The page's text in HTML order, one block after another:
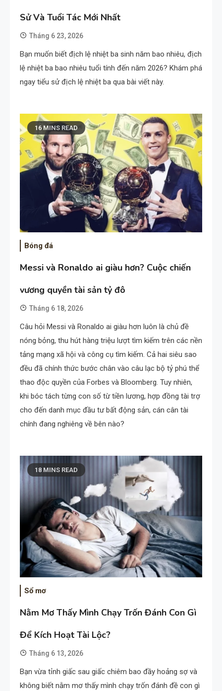
Sử Và Tuổi Tác Mới Nhất
Tháng 6 23, 2026
Bạn muốn biết địch lệ nhiệt ba sinh năm bao nhiêu, địch
lệ nhiệt ba bao nhiêu tuổi tính đến năm 2026? Khám phá
ngay tiểu sử địch lệ nhiệt ba qua bài viết này.
16 MINS READ
Bóng đá
Messi và Ronaldo ai giàu hơn? Cuộc chiến
vương quyền tài sản tỷ đô
Tháng 6 18, 2026
Câu hỏi Messi và Ronaldo ai giàu hơn luôn là chủ đề
nóng bỏng, thu hút hàng triệu lượt tìm kiếm trên các nền
tảng mạng xã hội và công cụ tìm kiếm. Cả hai siêu sao
đều đã chính thức bước chân vào câu lạc bộ tỷ phú thể
thao độc quyền của Forbes và Bloomberg. Tuy nhiên,
khi bóc tách từng con số từ tiền lương, hợp đồng tài trợ
cho đến danh mục đầu tư bất động sản, cán cân tài
chính đang nghiêng về bên nào?
18 MINS READ
Sổ mơ
Nằm Mơ Thấy Mình Chạy Trốn Đánh Con Gì
Để Kích Hoạt Tài Lộc?
Tháng 6 13, 2026
Bạn vừa tỉnh giấc sau giấc chiêm bao đầy hoảng sợ và
không biết nằm mơ thấy mình chạy trốn đánh đề con gì